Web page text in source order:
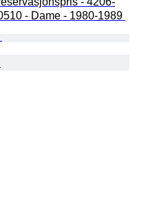
- Dame - 1980-1989